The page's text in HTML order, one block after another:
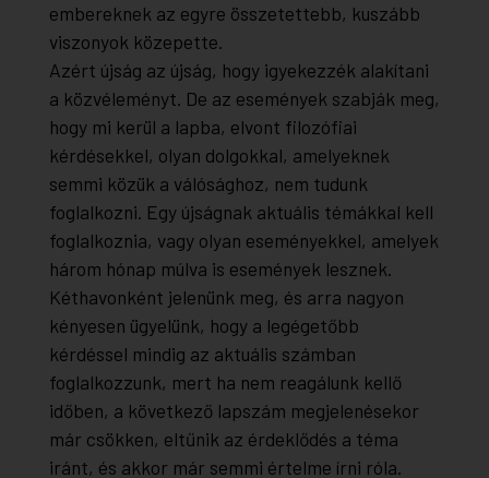
embereknek az egyre összetettebb, kuszább
viszonyok közepette.
Azért újság az újság, hogy igyekezzék alakítani
a közvéleményt. De az események szabják meg,
hogy mi kerül a lapba, elvont filozófiai
kérdésekkel, olyan dolgokkal, amelyeknek
semmi közük a válósághoz, nem tudunk
foglalkozni. Egy újságnak aktuális témákkal kell
foglalkoznia, vagy olyan eseményekkel, amelyek
három hónap múlva is események lesznek.
Kéthavonként jelenünk meg, és arra nagyon
kényesen ügyelünk, hogy a legégetőbb
kérdéssel mindig az aktuális számban
foglalkozzunk, mert ha nem reagálunk kellő
időben, a következő lapszám megjelenésekor
már csökken, eltűnik az érdeklődés a téma
iránt, és akkor már semmi értelme írni róla.